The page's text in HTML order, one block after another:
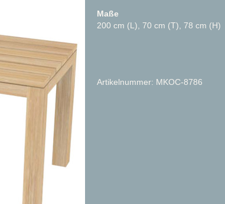
Maße
200 cm (L), 70 cm (T), 78 cm (H)
Artikelnummer: MKOC-8786